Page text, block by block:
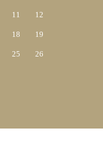
11 12
18 19
25 26